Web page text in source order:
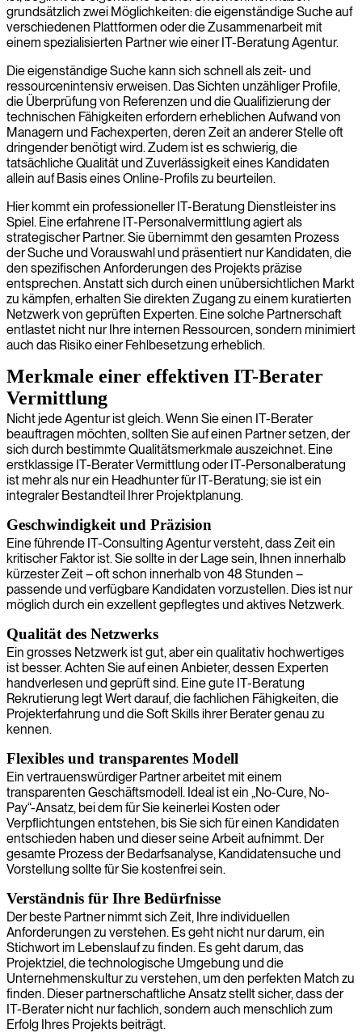
grundsätzlich zwei Möglichkeiten: die eigenständige Suche auf
verschiedenen Plattformen oder die Zusammenarbeit mit
einem spezialisierten Partner wie einer IT-Beratung Agentur.
Die eigenständige Suche kann sich schnell als zeit- und
ressourcenintensiv erweisen. Das Sichten unzähliger Profile,
die Überprüfung von Referenzen und die Qualifizierung der
technischen Fähigkeiten erfordern erheblichen Aufwand von
Managern und Fachexperten, deren Zeit an anderer Stelle oft
dringender benötigt wird. Zudem ist es schwierig, die
tatsächliche Qualität und Zuverlässigkeit eines Kandidaten
allein auf Basis eines Online-Profils zu beurteilen.
Hier kommt ein professioneller IT-Beratung Dienstleister ins
Spiel. Eine erfahrene IT-Personalvermittlung agiert als
strategischer Partner. Sie übernimmt den gesamten Prozess
der Suche und Vorauswahl und präsentiert nur Kandidaten, die
den spezifischen Anforderungen des Projekts präzise
entsprechen. Anstatt sich durch einen unübersichtlichen Markt
zu kämpfen, erhalten Sie direkten Zugang zu einem kuratierten
Netzwerk von geprüften Experten. Eine solche Partnerschaft
entlastet nicht nur Ihre internen Ressourcen, sondern minimiert
auch das Risiko einer Fehlbesetzung erheblich.
Merkmale einer effektiven IT-Berater
Vermittlung
Nicht jede Agentur ist gleich. Wenn Sie einen IT-Berater
beauftragen möchten, sollten Sie auf einen Partner setzen, der
sich durch bestimmte Qualitätsmerkmale auszeichnet. Eine
erstklassige IT-Berater Vermittlung oder IT-Personalberatung
ist mehr als nur ein Headhunter für IT-Beratung; sie ist ein
integraler Bestandteil Ihrer Projektplanung.
Geschwindigkeit und Präzision
Eine führende IT-Consulting Agentur versteht, dass Zeit ein
kritischer Faktor ist. Sie sollte in der Lage sein, Ihnen innerhalb
kürzester Zeit – oft schon innerhalb von 48 Stunden –
passende und verfügbare Kandidaten vorzustellen. Dies ist nur
möglich durch ein exzellent gepflegtes und aktives Netzwerk.
Qualität des Netzwerks
Ein grosses Netzwerk ist gut, aber ein qualitativ hochwertiges
ist besser. Achten Sie auf einen Anbieter, dessen Experten
handverlesen und geprüft sind. Eine gute IT-Beratung
Rekrutierung legt Wert darauf, die fachlichen Fähigkeiten, die
Projekterfahrung und die Soft Skills ihrer Berater genau zu
kennen.
Flexibles und transparentes Modell
Ein vertrauenswürdiger Partner arbeitet mit einem
transparenten Geschäftsmodell. Ideal ist ein „No-Cure, No-
Pay“-Ansatz, bei dem für Sie keinerlei Kosten oder
Verpflichtungen entstehen, bis Sie sich für einen Kandidaten
entschieden haben und dieser seine Arbeit aufnimmt. Der
gesamte Prozess der Bedarfsanalyse, Kandidatensuche und
Vorstellung sollte für Sie kostenfrei sein.
Verständnis für Ihre Bedürfnisse
Der beste Partner nimmt sich Zeit, Ihre individuellen
Anforderungen zu verstehen. Es geht nicht nur darum, ein
Stichwort im Lebenslauf zu finden. Es geht darum, das
Projektziel, die technologische Umgebung und die
Unternehmenskultur zu verstehen, um den perfekten Match zu
finden. Dieser partnerschaftliche Ansatz stellt sicher, dass der
IT-Berater nicht nur fachlich, sondern auch menschlich zum
Erfolg Ihres Projekts beiträgt.